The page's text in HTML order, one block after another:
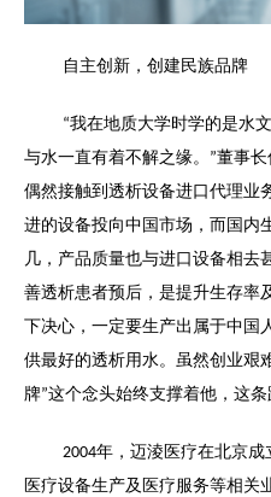
自主创新，创建民族品牌
“我在地质大学时学的是水
与水一直有着不解之缘。 ”董事
偶然接触到透析设备进口代理业
进的设备投向中国市场，而国内
几，产品质量也与进口设备相去
善透析患者预后，是提升生存率
下决心，一定要生产出属于中国
供最好的透析用水。虽然创业艰
牌”这个念头始终支撑着他，这条
2004年，迈淩医疗在北京
医疗设备生产及医疗服务等相关